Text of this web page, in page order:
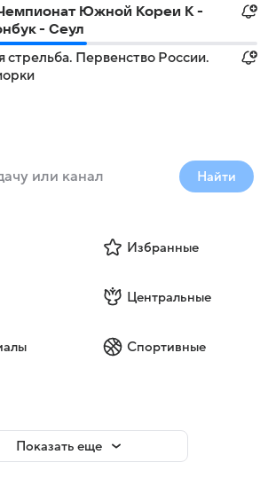
Южной Кореи К -
- Сеул
стрельба. Первенство России.
Найти
Избранные
Центральные
Спортивные
Показать еще